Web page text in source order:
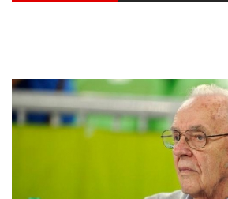
Basketball League 1:
Γυναικών